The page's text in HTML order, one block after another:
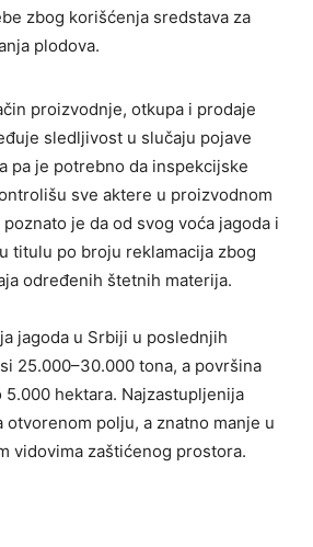
zbog korišćenja sredstava za
plodova.
proizvodnje, otkupa i prodaje
sledljivost u slučaju pojave
pa je potrebno da inspekcijske
sve aktere u proizvodnom
je da od svog voća jagoda i
titulu po broju reklamacija zbog
određenih štetnih materija.
jagoda u Srbiji u poslednjih
25.000–30.000 tona, a površina
5.000 hektara. Najzastupljenija
otvorenom polju, a znatno manje u
vidovima zaštićenog prostora.